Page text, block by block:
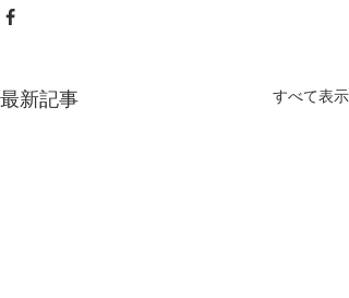
最新記事 すべて表示